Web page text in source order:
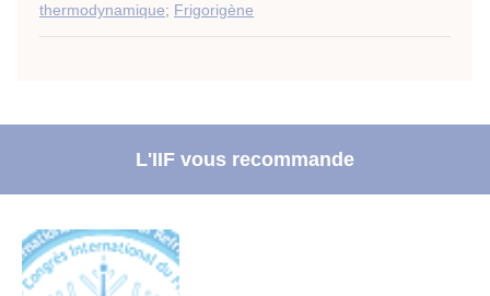
thermodynamique; Frigorigène
L'IIF vous recommande